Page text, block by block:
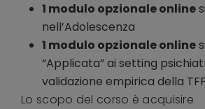
1 modulo opzionale online
nell’Adolescenza
1 modulo opzionale online
“Applicata” ai setting
validazione empirica della
Lo scopo del corso è acquisire